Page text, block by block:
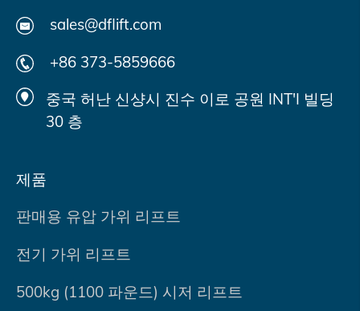
sales@dflift.com
+86 373-5859666
중국 허난 신샹시 진수 이로 공원 INT'I 빌딩
30 층
제품
판매용 유압 가위 리프트
전기 가위 리프트
500kg (1100 파운드) 시저 리프트